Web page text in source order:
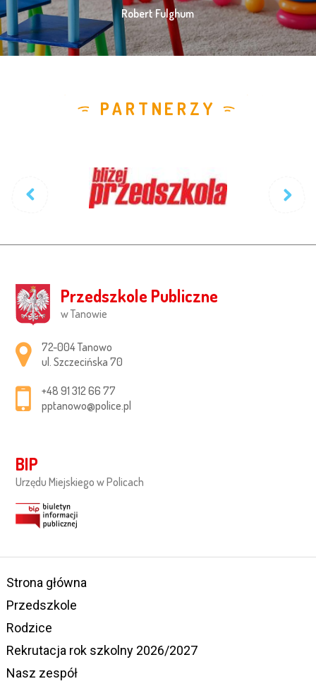
Robert Fulghum
PARTNERZY
Przedszkole Publiczne
w Tanowie
Adres pocztowy:
72-004 Tanowo
ul. Szczecińska 70
+48 91 312 66 77
pptanowo@police.pl
BIP
Urzędu Miejskiego w Policach
Strona główna
Przedszkole
Rodzice
Rekrutacja rok szkolny 2026/2027
Nasz zespół